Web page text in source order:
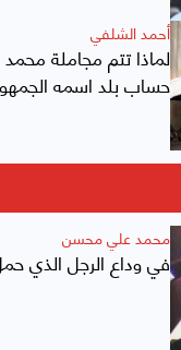
أحمد الشلفي
لماذا تتم مجاملة
حساب بلد اسمه
محمد علي محسن
في وداع الرجل الذي